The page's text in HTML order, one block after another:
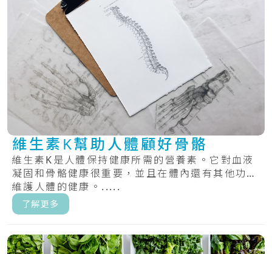
維生素K幫助人體顧好骨骼
維生素K是人體保持健康所需的營養素。它對血液
凝固和骨骼健康很重要，並且在體內還有其他功能
維護人體的健康。.....
了解更多